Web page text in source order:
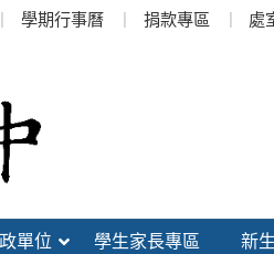
學期行事曆 捐款專區 處
單位 學生家長專區 新